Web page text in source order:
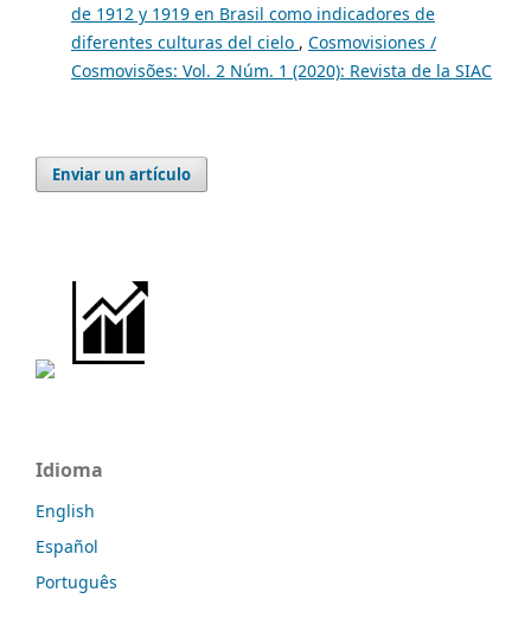
de 1912 y 1919 en Brasil como indicadores de
diferentes culturas del cielo , Cosmovisiones /
Cosmovisões: Vol. 2 Núm. 1 (2020): Revista de la SIAC
Enviar un artículo
Idioma
English
Español
Português